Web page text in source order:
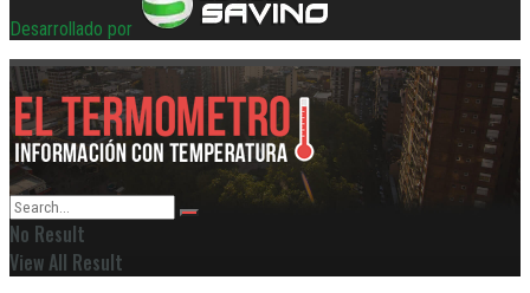
Desarrollado por
No Result
View All Result